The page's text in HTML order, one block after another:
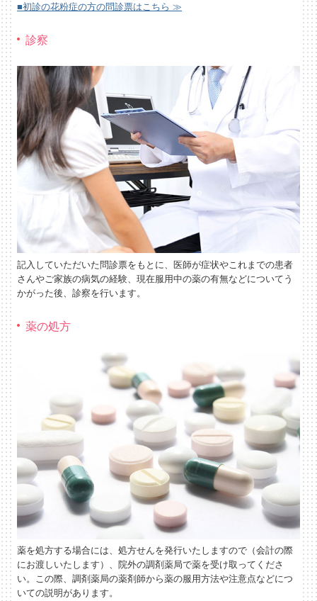
■初診の花粉症の方の問診票はこちら ≫
診察
記入していただいた問診票をもとに、医師が症状やこれまでの患者
さんやご家族の病気の経験、現在服用中の薬の有無などについてう
かがった後、診察を行います。
薬の処方
薬を処方する場合には、処方せんを発行いたしますので（会計の際
にお渡しいたします）、院外の調剤薬局で薬を受け取ってくださ
い。この際、調剤薬局の薬剤師から薬の服用方法や注意点などにつ
いての説明があります。